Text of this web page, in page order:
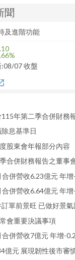
及進階功能
08/07 收盤
115年第二季合併財務
除息基準日
股東會年報部分內容
會重要決議事項
合併營收7億元 年增-
億元 展現韌性後市審